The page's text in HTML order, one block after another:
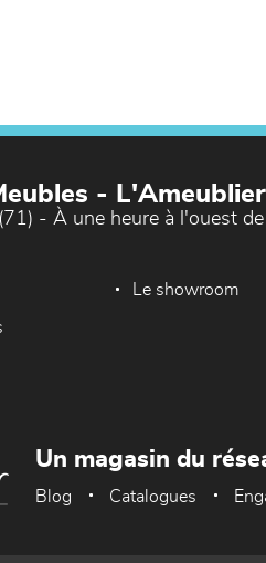
- L'Ameublier
- À une heure à l'ouest
Le showroom
Un magasin du
Blog Catalogues